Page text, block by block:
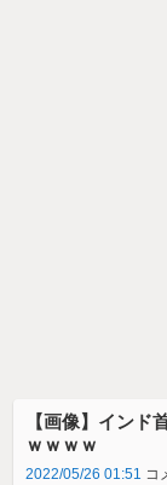
【画像】インド
ｗｗｗｗ
2022/05/26 01:51 コ